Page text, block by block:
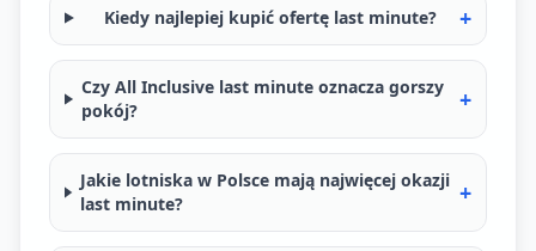
Kiedy najlepiej kupić ofertę last minute? +
Czy All Inclusive last minute oznacza gorszy
pokój?
+
Jakie lotniska w Polsce mają najwięcej okazji
last minute?
+